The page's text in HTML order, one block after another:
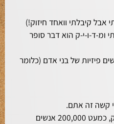
אבל קיבלתי וואחד חיזוק!)
ומ-ד-ו-י-ק הוא דבר סופר
פיזיות של בני אדם (כלומר
קשה זה אתם.
כל אחד ואחת מכם. ליתר דיוק, כמעט 200,000 אנשים